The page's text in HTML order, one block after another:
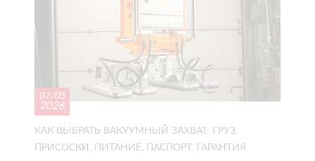
07/05
2026
КАК ВЫБРАТЬ ВАКУУМНЫЙ ЗАХВАТ: ГРУЗ,
ПРИСОСКИ, ПИТАНИЕ, ПАСПОРТ, ГАРАНТИЯ